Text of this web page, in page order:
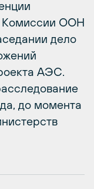
Комиссии ООН
дело
АЭС.
до момента